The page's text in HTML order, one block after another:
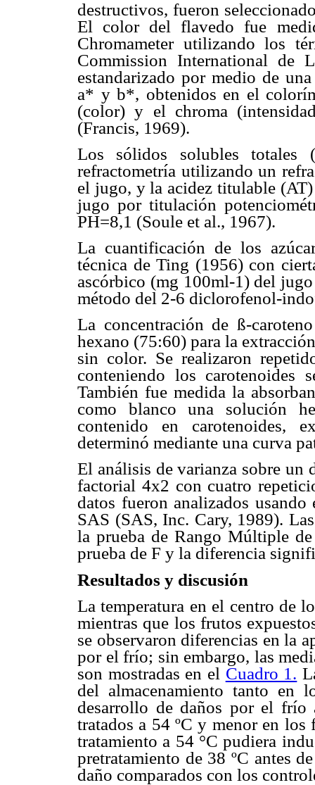
destructivos, fueron
El color del flavedo fue
Chromameter utilizando los
Commission International de
estandarizado por medio de
a* y b*, obtenidos en el
(color) y el chroma
(Francis, 1969).
Los sólidos solubles totales
refractometría utilizando un
el jugo, y la acidez titulable
jugo por titulación
PH=8,1 (Soule et al., 1967).
La cuantificación de los
técnica de Ting (1956) con
ascórbico (mg 100ml-1) del
método del 2-6 diclorofenol-
La concentración de ß-
hexano (75:60) para la
sin color. Se realizaron
conteniendo los carotenoides
También fue medida la
como blanco una solución
contenido en carotenoides,
determinó mediante una curva
El análisis de varianza sobre un
factorial 4x2 con cuatro
datos fueron analizados
SAS (SAS, Inc. Cary, 1989).
la prueba de Rango Múltiple
prueba de F y la diferencia
Resultados y discusión
La temperatura en el centro de
mientras que los frutos
se observaron diferencias en la
por el frío; sin embargo, las
son mostradas en el Cuadro 1.
del almacenamiento tanto en
desarrollo de daños por el
tratados a 54 ºC y menor en los
tratamiento a 54 °C pudiera
pretratamiento de 38 ºC antes
daño comparados con los